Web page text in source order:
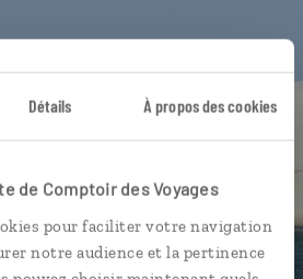
Détails À propos des cookies
de Comptoir des Voyages
pour faciliter votre navigation
notre audience et la pertinence
guide au Brésil
vers votrepousadaen 1
de restaurants et
plages géolocalisées